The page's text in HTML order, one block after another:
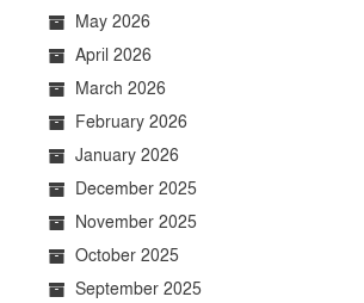
May 2026
April 2026
March 2026
February 2026
January 2026
December 2025
November 2025
October 2025
September 2025